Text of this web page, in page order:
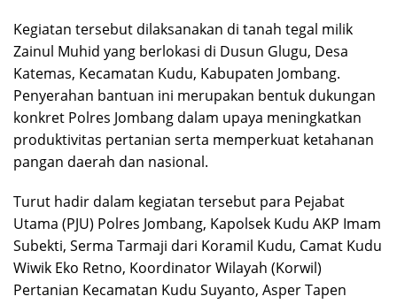
Kegiatan tersebut dilaksanakan di tanah tegal milik
Zainul Muhid yang berlokasi di Dusun Glugu, Desa
Katemas, Kecamatan Kudu, Kabupaten Jombang.
Penyerahan bantuan ini merupakan bentuk dukungan
konkret Polres Jombang dalam upaya meningkatkan
produktivitas pertanian serta memperkuat ketahanan
pangan daerah dan nasional.
Turut hadir dalam kegiatan tersebut para Pejabat
Utama (PJU) Polres Jombang, Kapolsek Kudu AKP Imam
Subekti, Serma Tarmaji dari Koramil Kudu, Camat Kudu
Wiwik Eko Retno, Koordinator Wilayah (Korwil)
Pertanian Kecamatan Kudu Suyanto, Asper Tapen